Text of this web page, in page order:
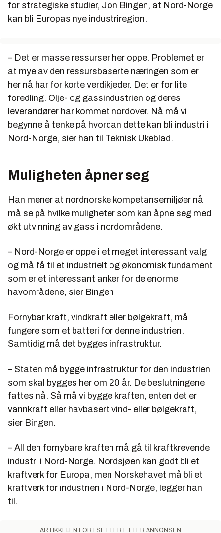
for strategiske studier, Jon Bingen, at Nord-Norge
kan bli Europas nye industriregion.
– Det er masse ressurser her oppe. Problemet er
at mye av den ressursbaserte næringen som er
her nå har for korte verdikjeder. Det er for lite
foredling. Olje- og gassindustrien og deres
leverandører har kommet nordover. Nå må vi
begynne å tenke på hvordan dette kan bli industri i
Nord-Norge, sier han til Teknisk Ukeblad.
Muligheten åpner seg
Han mener at nordnorske kompetansemiljøer nå
må se på hvilke muligheter som kan åpne seg med
økt utvinning av gass i nordområdene.
– Nord-Norge er oppe i et meget interessant valg
og må få til et industrielt og økonomisk fundament
som er et interessant anker for de enorme
havområdene, sier Bingen
Fornybar kraft, vindkraft eller bølgekraft, må
fungere som et batteri for denne industrien.
Samtidig må det bygges infrastruktur.
– Staten må bygge infrastruktur for den industrien
som skal bygges her om 20 år. De beslutningene
fattes nå. Så må vi bygge kraften, enten det er
vannkraft eller havbasert vind- eller bølgekraft,
sier Bingen.
– All den fornybare kraften må gå til kraftkrevende
industri i Nord-Norge. Nordsjøen kan godt bli et
kraftverk for Europa, men Norskehavet må bli et
kraftverk for industrien i Nord-Norge, legger han
til.
ARTIKKELEN FORTSETTER ETTER ANNONSEN